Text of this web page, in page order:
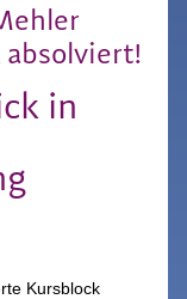
in
absolviert!
Kursblock